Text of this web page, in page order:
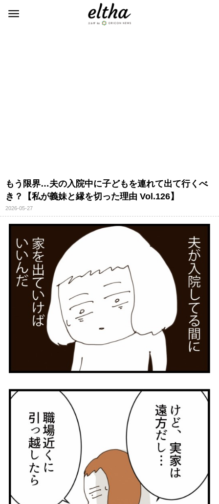
もう限界…夫の入院中に子どもを連れて出て行くべ
き？【私が義妹と縁を切った理由 Vol.126】
2026-05-27